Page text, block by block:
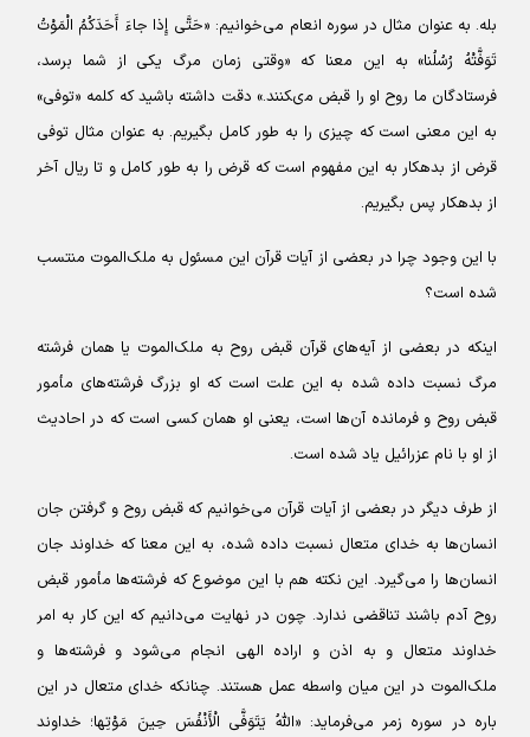
بله. به عنوان مثال در سوره انعام می‌خوانیم: «حَتَّى إِذا جاءَ أَحَدَکُمُ الْمَوْتُ
تَوَفَّتْهُ رُسُلُنا» به این معنا که «وقتی زمان مرگ یکى از شما برسد،
فرستادگان ما روح او را قبض مى‏کنند.» دقت داشته باشید که کلمه «توفی»
به این معنی است که چیزی را به طور کامل بگیریم. به عنوان مثال توفی
قرض از بدهکار به این مفهوم است که قرض را به طور کامل و تا ریال آخر
از بدهکار پس بگیریم.
با این وجود چرا در بعضی از آیات قرآن این مسئول به ملک‌الموت منتسب
شده است؟
اینکه در بعضی از آیه‌های قرآن قبض روح به ملک‌الموت یا همان فرشته
مرگ نسبت داده شده به این علت است که او بزرگ فرشته‌های مأمور
قبض روح و فرمانده آن‌ها است، یعنی او همان کسی است که در احادیث
از او با نام عزرائیل یاد شده است.
از طرف دیگر در بعضی از آیات قرآن می‌خوانیم که قبض روح و گرفتن جان
انسان‌ها به خدای متعال نسبت داده شده، به این معنا که خداوند جان
انسان‌ها را می‌گیرد. این نکته هم با این موضوع که فرشته‌ها مأمور قبض
روح آدم باشند تناقضی ندارد. چون در نهایت می‌دانیم که این کار به امر
خداوند متعال و به اذن و اراده الهی انجام می‌شود و فرشته‌ها و
ملک‌الموت در این میان واسطه عمل هستند. چنانکه خدای متعال در این
باره در سوره زمر می‌فرماید: «اللَّهُ یَتَوَفَّى الْأَنْفُسَ حِینَ مَوْتِها؛ خداوند